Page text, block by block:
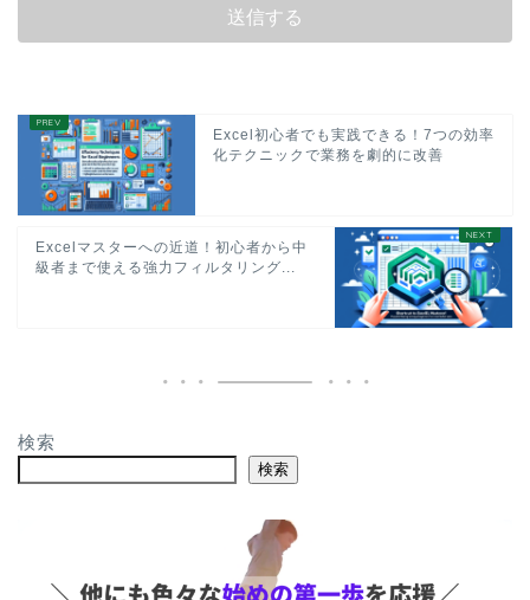
Excel初心者でも実践できる！7つの効率
化テクニックで業務を劇的に改善
Excelマスターへの近道！初心者から中
級者まで使える強力フィルタリング...
検索
検索